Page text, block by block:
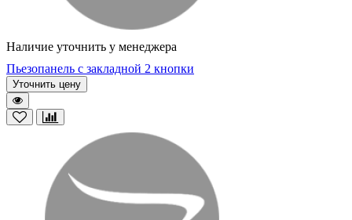
Наличие уточнить у менеджера
Пьезопанель с закладной 2 кнопки
Уточнить цену